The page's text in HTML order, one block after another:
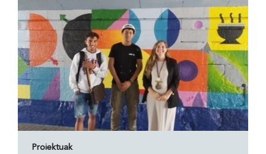
Proiektuak